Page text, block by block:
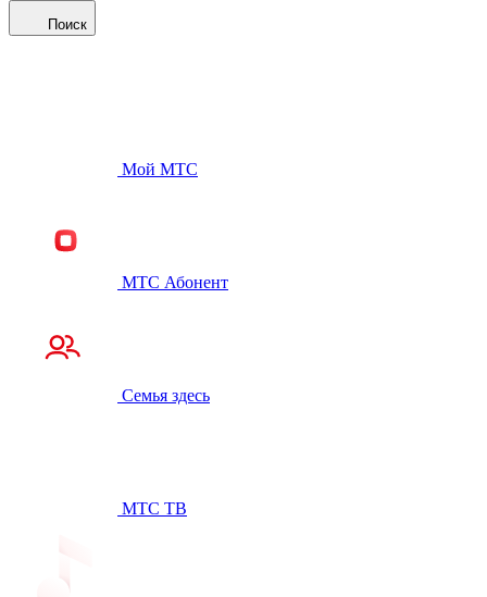
Поиск
Мой МТС
МТС Абонент
Семья здесь
МТС ТВ